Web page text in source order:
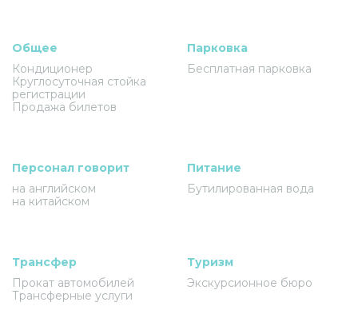
Общее
Кондиционер
Круглосуточная стойка
регистрации
Продажа билетов
Парковка
Бесплатная парковка
Персонал говорит
на английском
на китайском
Питание
Бутилированная вода
Трансфер
Прокат автомобилей
Трансферные услуги
Туризм
Экскурсионное бюро